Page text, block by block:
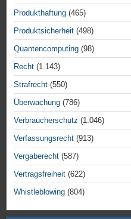
Produkthaftung (465)
Produktsicherheit (498)
Quantencomputing (98)
Recht (1.143)
Strafrecht (550)
Überwachung (786)
Verbraucherschutz (1.046)
Verfassungsrecht (913)
Vergaberecht (587)
Vertragsfreiheit (622)
Whistleblowing (804)